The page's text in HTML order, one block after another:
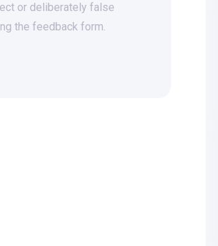
or deliberately false
the feedback form.